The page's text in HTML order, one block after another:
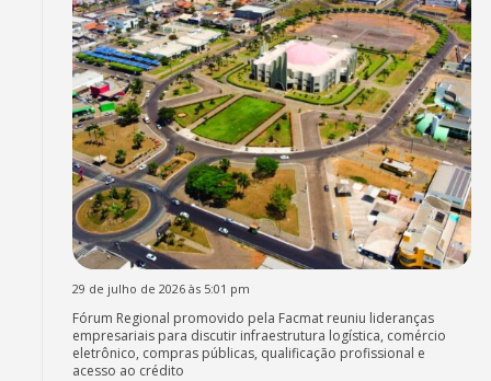
29 de julho de 2026 às 5:01 pm
Fórum Regional promovido pela Facmat reuniu lideranças
empresariais para discutir infraestrutura logística, comércio
eletrônico, compras públicas, qualificação profissional e
acesso ao crédito